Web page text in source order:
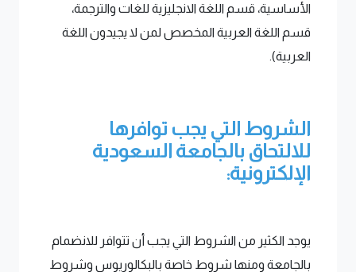
الأساسية، قسم اللغة الانجليزية للغات والترجمة،
قسم اللغة العربية المخصص لمن لا يجيدون اللغة
العربية).
الشروط التي يجب توافرها
للالتحاق بالجامعة السعودية
الإلكترونية:
يوجد الكثير من الشروط التي يجب أن تتوافر للانضمام
بالجامعة ومنها شروط خاصة بالبكالوريوس وشروط